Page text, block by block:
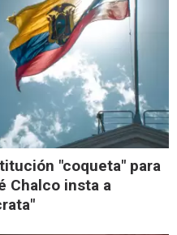
"coqueta" para
Chalco insta a